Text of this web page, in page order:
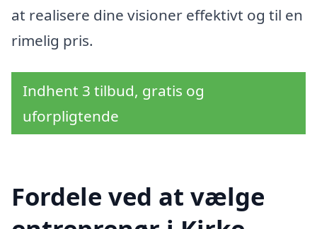
at realisere dine visioner effektivt og til en
rimelig pris.
Indhent 3 tilbud, gratis og
uforpligtende
Fordele ved at vælge